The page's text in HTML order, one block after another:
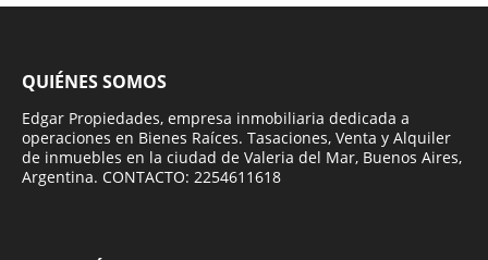
QUIÉNES SOMOS
Edgar Propiedades, empresa inmobiliaria dedicada a
operaciones en Bienes Raíces. Tasaciones, Venta y Alquiler
de inmuebles en la ciudad de Valeria del Mar, Buenos Aires,
Argentina. CONTACTO: 2254611618